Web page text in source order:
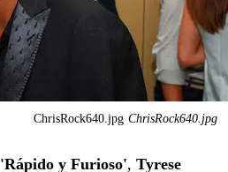
ChrisRock640.jpg ChrisRock640.jpg
'Rápido y Furioso', Tyrese